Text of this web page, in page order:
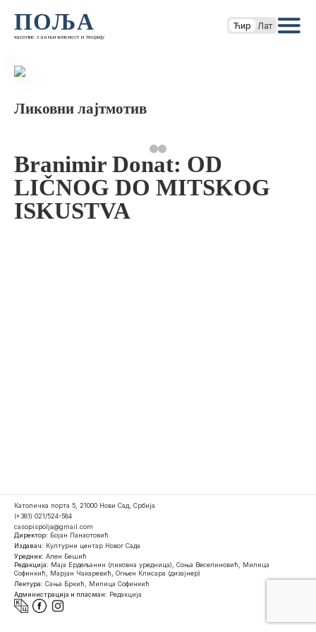
ПОЉА
часопис за књижевност и теорију
Ћир Лат
Ликовни лајтмотив
Branimir Donat: OD
LIČNOG DO MITSKOG
ISKUSTVA
Католичка порта 5, 21000 Нови Сад, Србија
(+381) 021/524-584
casopispolja@gmail.com
Директор: Бојан Панаотовић
Издавач: Културни центар Новог Сада
Уредник: Ален Бешић
Редакција: Маја Ердељанин (ликовна уредница), Соња Веселиновић, Милица
Софинкић, Марјан Чакаревић, Огњен Клисара (дизајнер)
Лектура: Сања Бркић, Милица Софинкић
Администрација и пласман: Редакција